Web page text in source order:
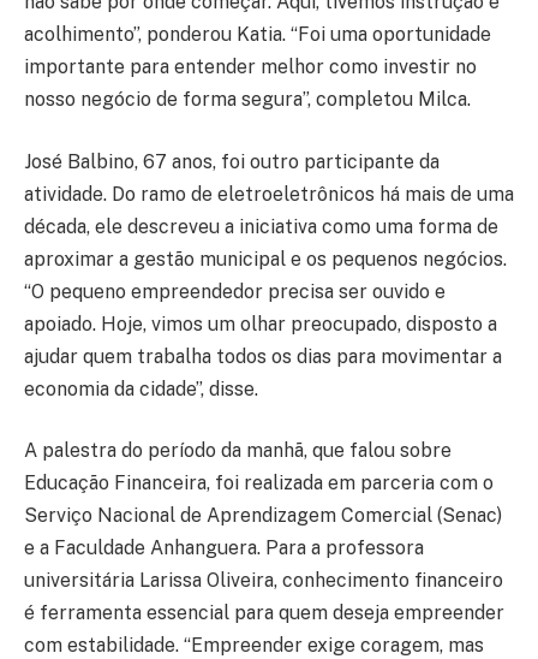
acolhimento”, ponderou Katia. “Foi uma oportunidade
importante para entender melhor como investir no
nosso negócio de forma segura”, completou Milca.
José Balbino, 67 anos, foi outro participante da
atividade. Do ramo de eletroeletrônicos há mais de uma
década, ele descreveu a iniciativa como uma forma de
aproximar a gestão municipal e os pequenos negócios.
“O pequeno empreendedor precisa ser ouvido e
apoiado. Hoje, vimos um olhar preocupado, disposto a
ajudar quem trabalha todos os dias para movimentar a
economia da cidade”, disse.
A palestra do período da manhã, que falou sobre
Educação Financeira, foi realizada em parceria com o
Serviço Nacional de Aprendizagem Comercial (Senac)
e a Faculdade Anhanguera. Para a professora
universitária Larissa Oliveira, conhecimento financeiro
é ferramenta essencial para quem deseja empreender
com estabilidade. “Empreender exige coragem, mas